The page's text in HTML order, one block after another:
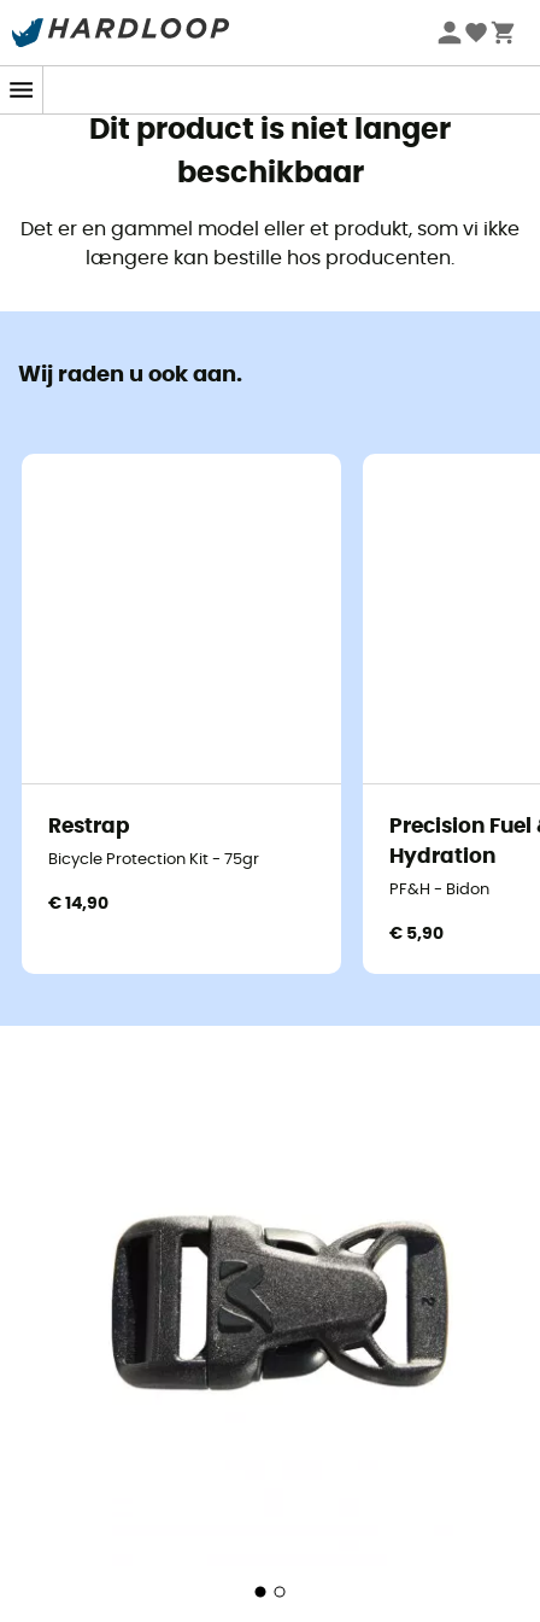
Zomeraanbiedingen 🔥 -5% EXTRA vanaf 2 producten* met
Dit product is niet langer
beschikbaar
Det er en gammel model eller et produkt, som vi ikke
længere kan bestille hos producenten.
Wij raden u ook aan.
Restrap
Bicycle Protection Kit - 75gr
€ 14,90
Precision Fuel
Hydration
PF&H - Bidon
€ 5,90